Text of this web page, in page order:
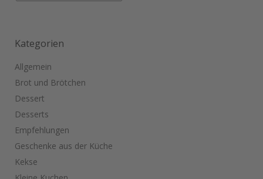
Kategorien
Allgemein
Brot und Brötchen
Dessert
Desserts
Empfehlungen
Geschenke aus der Küche
Kekse